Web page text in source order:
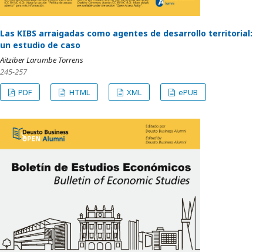
Las KIBS arraigadas como agentes de desarrollo territorial:
un estudio de caso
Aitziber Larumbe Torrens
245-257
PDF
HTML XML ePUB